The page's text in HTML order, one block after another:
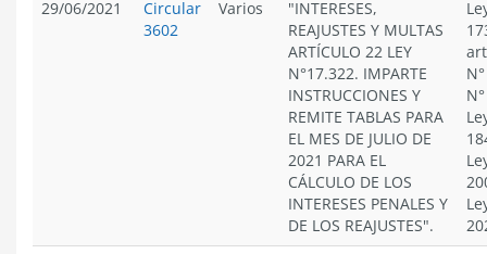
29/06/2021
Circular
3602
Varios
"INTERESES,
REAJUSTES Y MULTAS
ARTÍCULO 22 LEY
N°17.322. IMPARTE
INSTRUCCIONES Y
REMITE TABLAS PARA
EL MES DE JULIO DE
2021 PARA EL
CÁLCULO DE LOS
INTERESES PENALES Y
DE LOS REAJUSTES".